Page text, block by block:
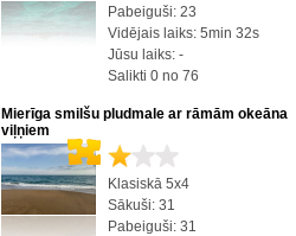
Pabeiguši: 23
Vidējais laiks: 5min 32s
Jūsu laiks: -
Salikti 0 no 76
Mierīga smilšu pludmale ar rāmām okeāna
viļņiem
Klasiskā 5x4
Sākuši: 31
Pabeiguši: 31